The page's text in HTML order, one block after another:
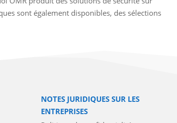
sont également disponibles, des sélections
NOTES JURIDIQUES SUR LES
ENTREPRISES